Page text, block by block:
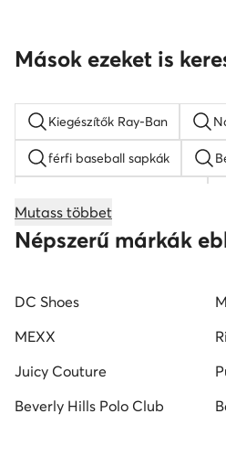
Mások ezeket is
Kiegészítők Ray-Ban
férfi baseball sapkák
KARL LAGERFELD táskak
Mutass többet
Népszerű márkák
DC Shoes
MEXX
Juicy Couture
Beverly Hills Polo Club